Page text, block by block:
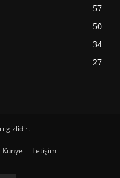
57
50
34
27
gizlidir.
Künye
İletişim